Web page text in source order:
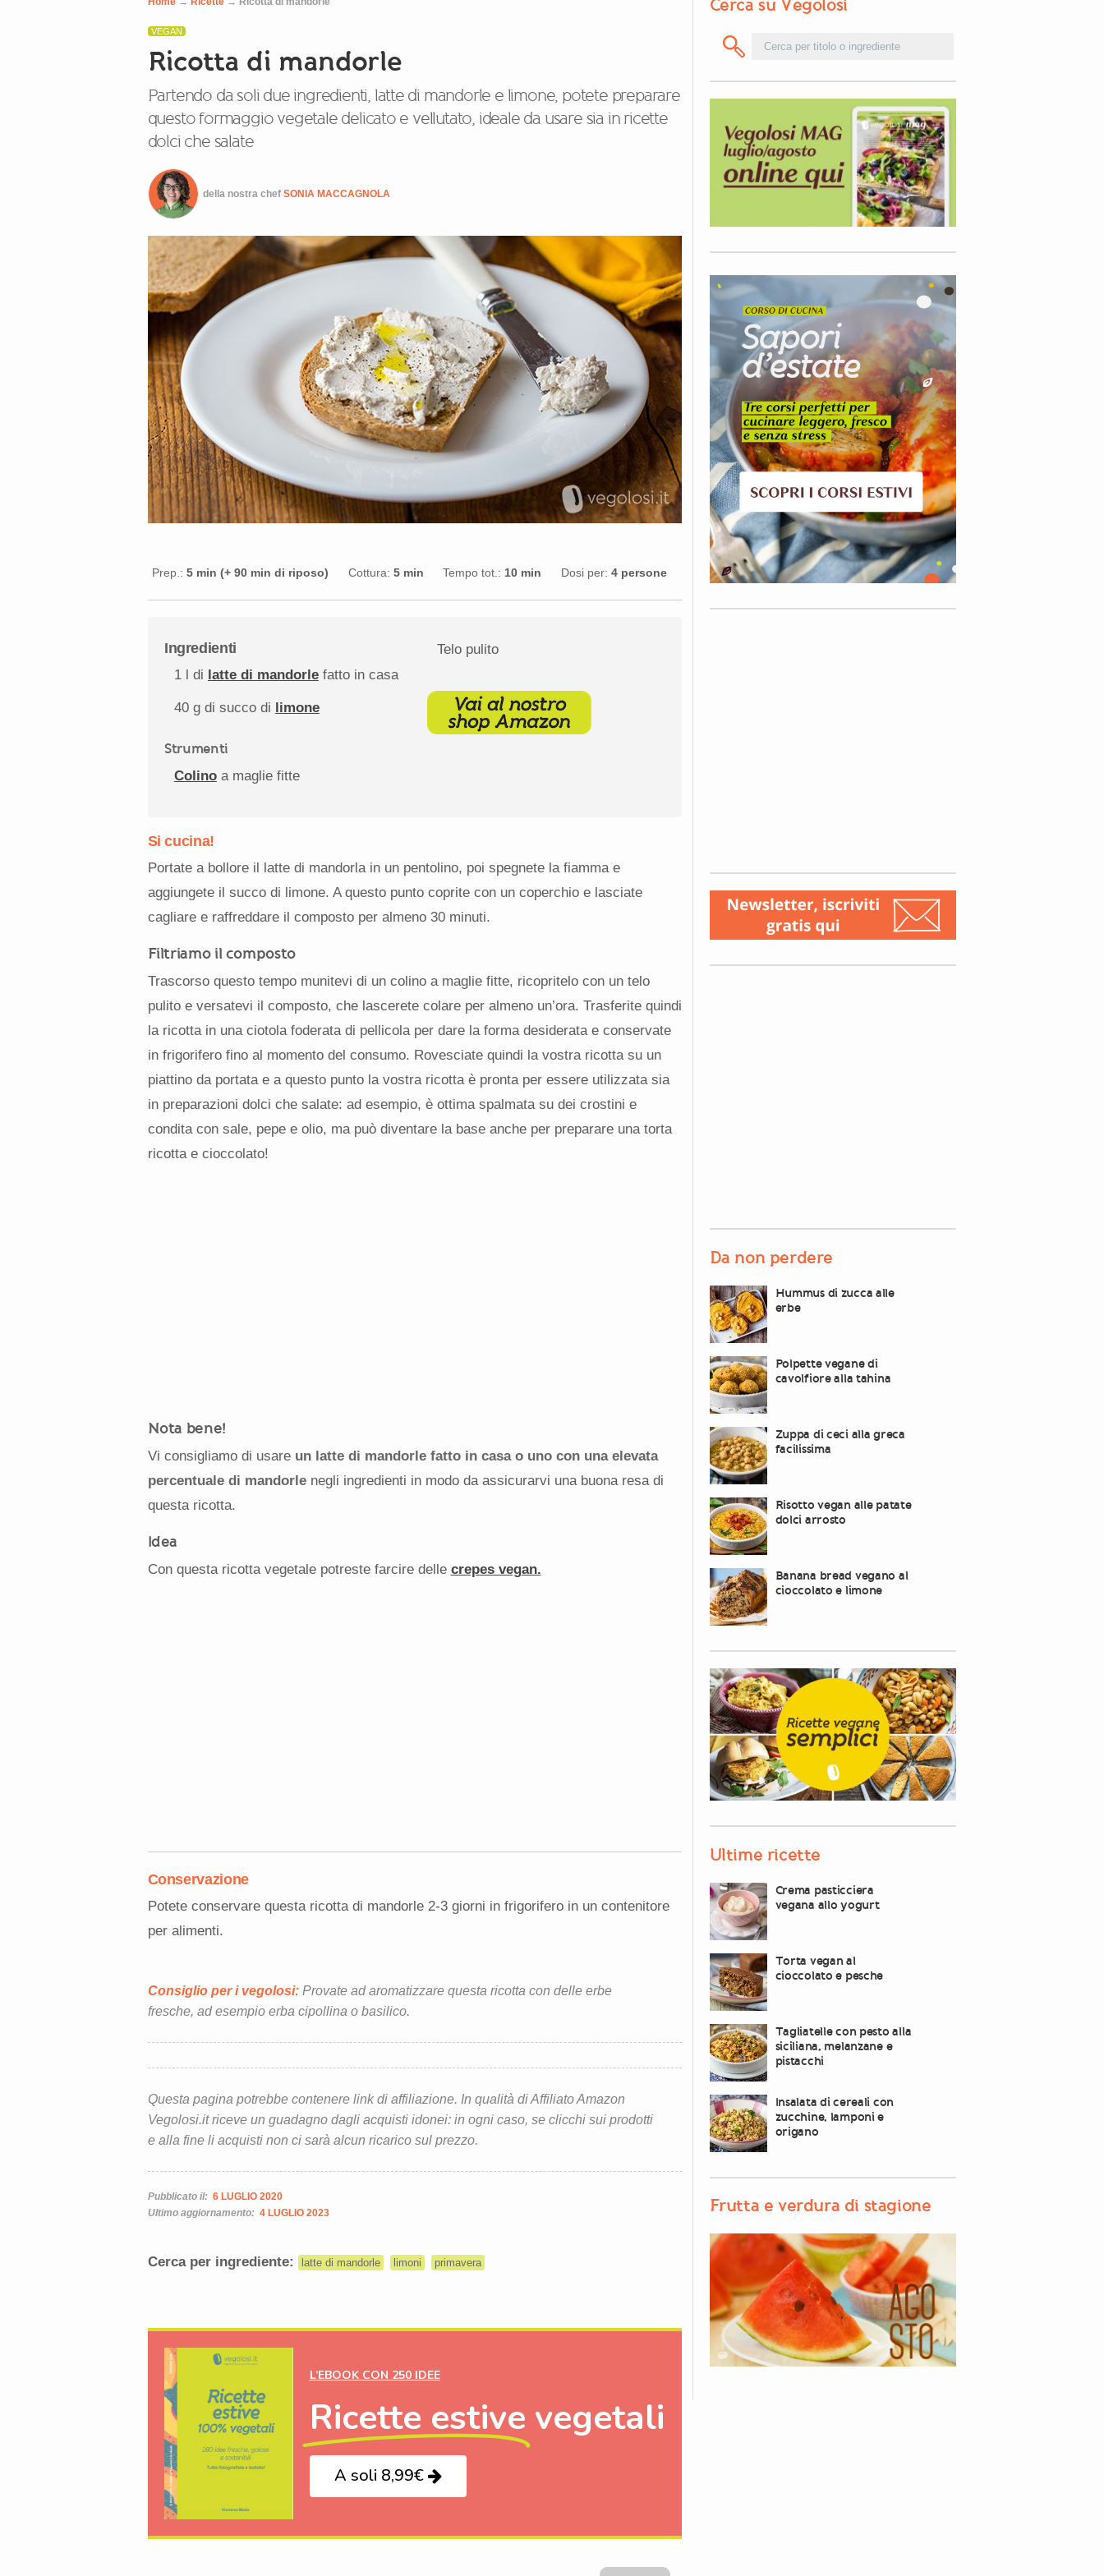
VEGAN
Ricotta di mandorle
Partendo da soli due ingredienti, latte di mandorle e limone, potete preparare
questo formaggio vegetale delicato e vellutato, ideale da usare sia in ricette
dolci che salate
della nostra chef SONIA MACCAGNOLA
Prep.: 5 min (+ 90 min di riposo) Cottura: 5 min Tempo tot.: 10 min Dosi per: 4 persone
Ingredienti
1l di latte di mandorlefatto in casa
40 gdi succo di limone
Strumenti
Colinoa maglie fitte
Telo pulito
Si cucina!
Portate a bollore il latte di mandorla in un pentolino, poi spegnete la fiamma e
aggiungete il succo di limone. A questo punto coprite con un coperchio e lasciate
cagliare e raffreddare il composto per almeno 30 minuti.
Filtriamo il composto
Trascorso questo tempo munitevi di un colino a maglie fitte, ricopritelo con un telo
pulito e versatevi il composto, che lascerete colare per almeno un’ora. Trasferite quindi
la ricotta in una ciotola foderata di pellicola per dare la forma desiderata e conservate
in frigorifero fino al momento del consumo. Rovesciate quindi la vostra ricotta su un
piattino da portata e a questo punto la vostra ricotta è pronta per essere utilizzata sia
in preparazioni dolci che salate: ad esempio, è ottima spalmata su dei crostini e
condita con sale, pepe e olio, ma può diventare la base anche per preparare una torta
ricotta e cioccolato!
Nota bene!
Vi consigliamo di usare un latte di mandorle fatto in casa o uno con una elevata
percentuale di mandorlenegli ingredienti in modo da assicurarvi una buona resa di
questa ricotta.
Idea
Con questa ricotta vegetale potreste farcire delle crepes vegan.
Conservazione
Potete conservare questa ricotta di mandorle 2-3 giorni in frigorifero in un contenitore
per alimenti.
Consiglio per i vegolosi:Provate ad aromatizzare questa ricotta con delle erbe
fresche, ad esempio erba cipollina o basilico.
Questa pagina potrebbe contenere link di affiliazione. In qualità di Affiliato Amazon
Vegolosi.it riceve un guadagno dagli acquisti idonei: in ogni caso, se clicchi sui prodotti
e alla fine li acquisti non ci sarà alcun ricarico sul prezzo.
Pubblicato il: 6 LUGLIO 2020
Ultimo aggiornamento: 4 LUGLIO 2023
Cerca per ingrediente: latte di mandorle limoni primavera
L’EBOOK CON 250 IDEE
Ricette estive vegetali
A soli 8,99€
Cerca su Vegolosi
Da non perdere
Hummus di zucca alle
erbe
Polpette vegane di
cavolfiore alla tahina
Zuppa di ceci alla greca
facilissima
Risotto vegan alle patate
dolci arrosto
Banana bread vegano al
cioccolato e limone
Ultime ricette
Crema pasticciera
vegana allo yogurt
Torta vegan al
cioccolato e pesche
Tagliatelle con pesto alla
siciliana, melanzane e
pistacchi
Insalata di cereali con
zucchine, lamponi e
origano
Frutta e verdura di stagione